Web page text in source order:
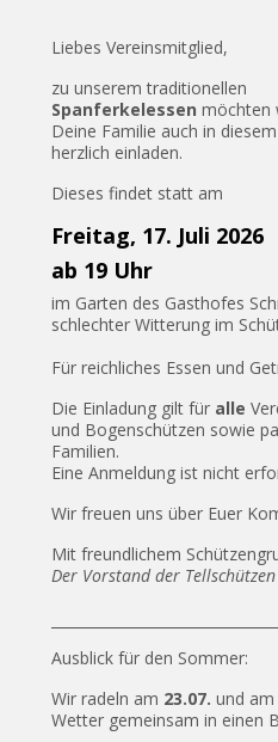
Liebes Vereinsmitglied,
zu unserem traditionellen
Spanferkelessen möchten
Deine Familie auch in
herzlich einladen.
Dieses findet statt am
Freitag, 17. Juli 2026
ab 19 Uhr
im Garten des Gasthofes
schlechter Witterung im
Für reichliches Essen und
Die Einladung gilt für alle
und Bogenschützen sowie
Familien.
Eine Anmeldung ist nicht
Wir freuen uns über Euer
Mit freundlichem
Der Vorstand der
Ausblick für den Sommer:
Wir radeln am 23.07. und am
Wetter gemeinsam in einen